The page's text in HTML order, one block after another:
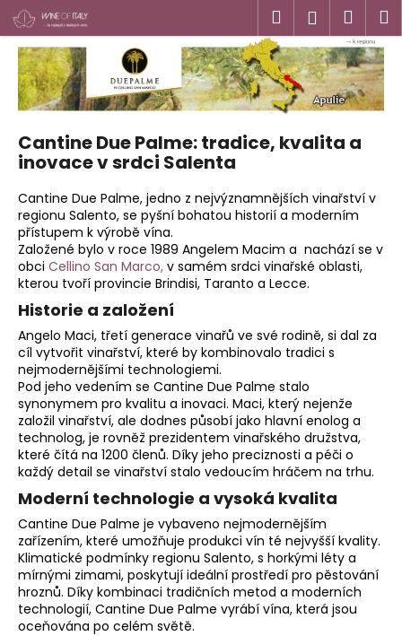
Přejít
na
obsah
Hledat
košík
Cantine Due Palme: tradice, kvalita a
inovace v srdci Salenta
Cantine Due Palme, jedno z nejvýznamnějších vinařství v
regionu Salento, se pyšní bohatou historií a moderním
přístupem k výrobě vína.
Založené bylo v roce 1989 Angelem Macim a nachází se v
obci Cellino San Marco, v samém srdci vinařské oblasti,
kterou tvoří provincie Brindisi, Taranto a Lecce.
Historie a založení
Angelo Maci, třetí generace vinařů ve své rodině, si dal za
cíl vytvořit vinařství, které by kombinovalo tradici s
nejmodernějšími technologiemi.
Pod jeho vedením se Cantine Due Palme stalo
synonymem pro kvalitu a inovaci. Maci, který nejenže
založil vinařství, ale dodnes působí jako hlavní enolog a
technolog, je rovněž prezidentem vinařského družstva,
které čítá na 1200 členů. Díky jeho preciznosti a péči o
každý detail se vinařství stalo vedoucím hráčem na trhu.
Moderní technologie a vysoká kvalita
Cantine Due Palme je vybaveno nejmodernějším
zařízením, které umožňuje produkci vín té nejvyšší kvality.
Klimatické podmínky regionu Salento, s horkými léty a
mírnými zimami, poskytují ideální prostředí pro pěstování
hroznů. Díky kombinaci tradičních metod a moderních
technologií, Cantine Due Palme vyrábí vína, která jsou
oceňována po celém světě.
K
o Zpět
Zpět
C
o
p
o
t
ř
e
b
u
j
e
t
e
n
a
j
í
t
?
HLEDAT